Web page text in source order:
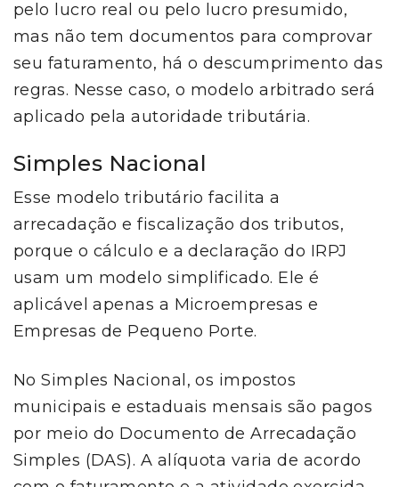
pelo lucro real ou pelo lucro presumido,
mas não tem documentos para comprovar
seu faturamento, há o descumprimento das
regras. Nesse caso, o modelo arbitrado será
aplicado pela autoridade tributária.
Simples Nacional
Esse modelo tributário facilita a
arrecadação e fiscalização dos tributos,
porque o cálculo e a declaração do IRPJ
usam um modelo simplificado. Ele é
aplicável apenas a Microempresas e
Empresas de Pequeno Porte.
No Simples Nacional, os impostos
municipais e estaduais mensais são pagos
por meio do Documento de Arrecadação
Simples (DAS). A alíquota varia de acordo